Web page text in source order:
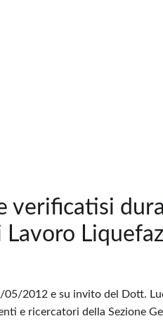
verificatisi
2012 e su invito del Dott.
e ricercatori della